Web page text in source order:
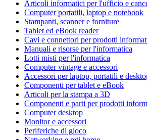
Articoli informatici per l'ufficio e
Computer portatili, laptop e notebook
Stampanti, scanner e forniture
Tablet ed eBook reader
Cavi e connettori per prodotti
Manuali e risorse per l'informatica
Lotti misti per l'informatica
Computer vintage e accessori
Accessori per laptop, portatili e
Componenti per tablet e eBook
Articoli per la stampa a 3D
Componenti e parti per prodotti
Computer desktop
Monitor e accessori
Periferiche di gioco